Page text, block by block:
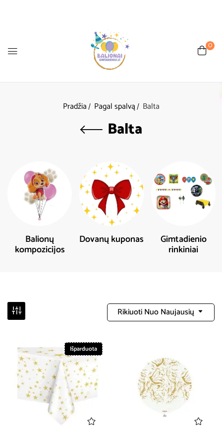
0
Pradžia Pagal spalvą Balta
Balta
Balionų
kompozicijos
Dovanų kuponas Gimtadienio
rinkiniai
Rikiuoti Nuo Naujausių
Išparduota